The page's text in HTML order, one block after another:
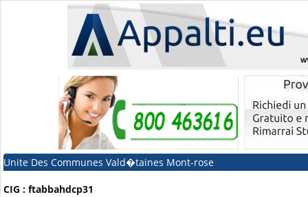
Unite Des Communes Vald�taines Mont-rose
CIG : ftabbahdcp31